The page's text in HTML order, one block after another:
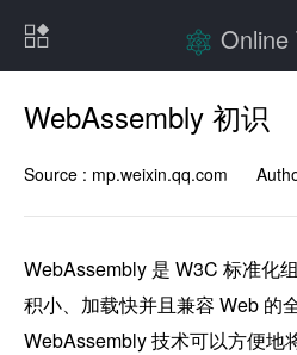
Online
WebAssembly 初识
Source : mp.weixin.qq.com
WebAssembly 是 W3C 标准化
积小、加载快并且兼容 Web 的
WebAssembly 技术可以方便地